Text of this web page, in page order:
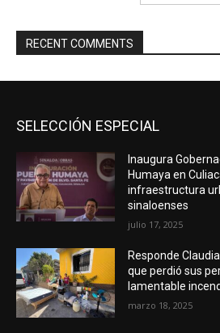
RECENT COMMENTS
SELECCIÓN ESPECIAL
Inaugura
Humaya en
infraestructura
sinaloenses
julio 17, 2025
Responde
que perdió sus
lamentable
marzo 18, 2025